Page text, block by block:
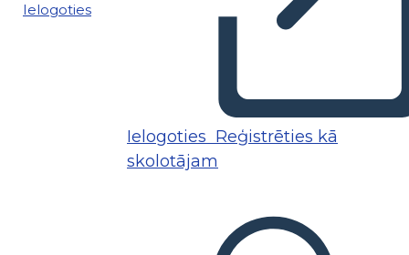
Ielogoties
Ielogoties Reģistrēties kā
skolotājam